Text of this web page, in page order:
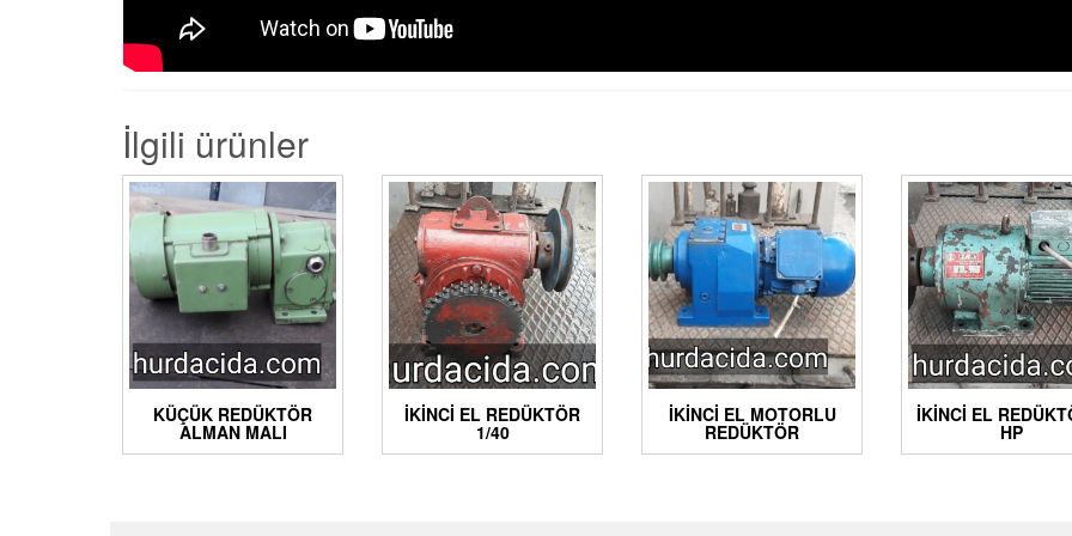
İlgili ürünler
KÜÇÜK REDÜKTÖR
ALMAN MALI
İKINCI EL REDÜKTÖR
1/40
İKINCI EL MOTORLU
REDÜKTÖR
İKINCI EL
HP